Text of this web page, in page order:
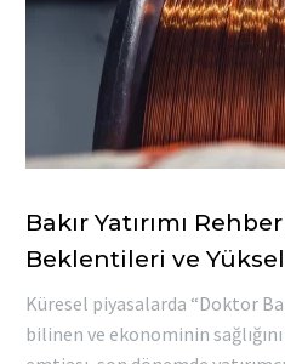
Bakır Yatırımı
Beklentileri ve
Küresel piyasalarda “Doktor
bilinen ve ekonominin